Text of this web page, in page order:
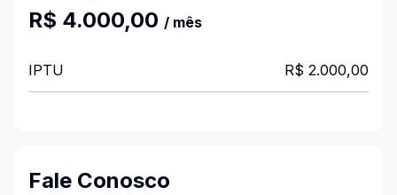
R$ 4.000,00 / mês
IPTU R$ 2.000,00
Fale Conosco